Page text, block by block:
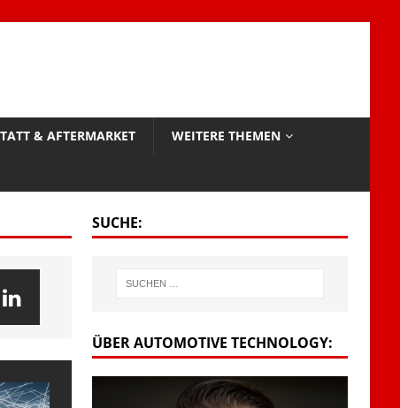
& AFTERMARKET WEITERE THEMEN
SUCHE:
ÜBER AUTOMOTIVE TECHNOLOGY: